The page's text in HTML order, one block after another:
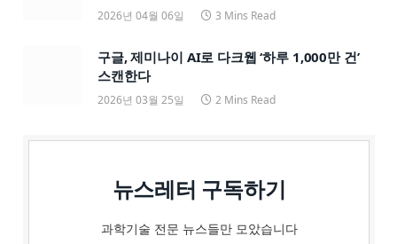
2026년 04월 06일 3 Mins Read
구글, 제미나이 AI로 다크웹 ‘하루 1,000만 건’
스캔한다
2026년 03월 25일 2 Mins Read
뉴스레터 구독하기
과학기술 전문 뉴스들만 모았습니다